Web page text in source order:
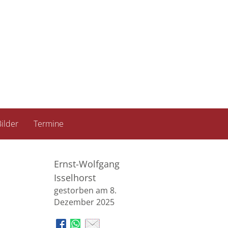
Termine
Ernst-Wolfgang
Isselhorst
gestorben am 8.
Dezember 2025